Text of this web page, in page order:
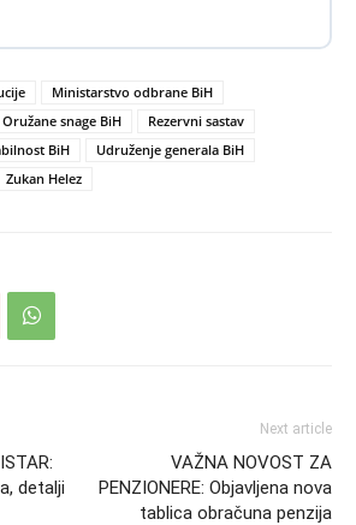
Ministarstvo odbrane BiH
Oružane snage BiH
Rezervni sastav
BiH
Udruženje generala BiH
Zukan Helez
detalji
Next article
VAŽNA NOVOST ZA
PENZIONERE: Objavljena nova
tablica obračuna penzija